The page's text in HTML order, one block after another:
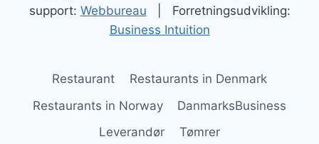
support: Webbureau | Forretningsudvikling:
Business Intuition
Restaurant
Restaurants in Denmark
Restaurants in Norway
DanmarksBusiness
Leverandør
Tømrer